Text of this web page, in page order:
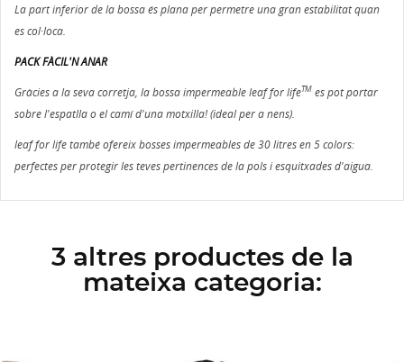
La part inferior de la bossa és plana per permetre una gran estabilitat quan
es col·loca.
PACK FÀCIL'N ANAR
Gràcies a la seva corretja, la bossa impermeable leaf for lifeTM es pot portar
sobre l'espatlla o el camí d'una motxilla! (ideal per a nens).
leaf for life també ofereix bosses impermeables de 30 litres en 5 colors:
perfectes per protegir les tevespertinences de la pols i esquitxades d'aigua.
3 altres productes de la
mateixa categoria: